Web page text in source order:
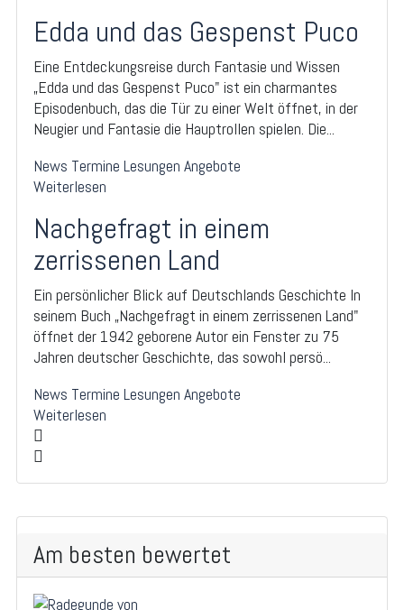
Edda und das Gespenst Puco
Eine Entdeckungsreise durch Fantasie und Wissen
„Edda und das Gespenst Puco" ist ein charmantes
Episodenbuch, das die Tür zu einer Welt öffnet, in der
Neugier und Fantasie die Hauptrollen spielen. Die...
News Termine Lesungen Angebote
Weiterlesen
Nachgefragt in einem
zerrissenen Land
Ein persönlicher Blick auf Deutschlands Geschichte In
seinem Buch „Nachgefragt in einem zerrissenen Land"
öffnet der 1942 geborene Autor ein Fenster zu 75
Jahren deutscher Geschichte, das sowohl persö...
News Termine Lesungen Angebote
Weiterlesen
Am besten bewertet